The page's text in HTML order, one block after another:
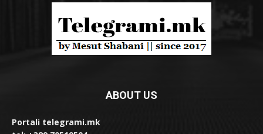
ABOUT US
Portali telegrami.mk